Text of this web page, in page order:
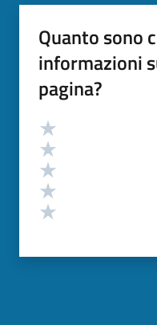
Quanto sono
informazioni
pagina?
Valutazione